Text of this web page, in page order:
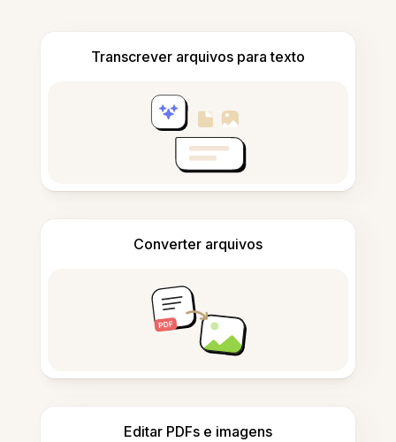
Transcrever arquivos para texto
Converter arquivos
Editar PDFs e imagens